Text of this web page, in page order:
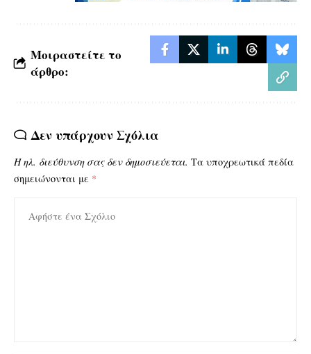
Μοιραστείτε το
άρθρο:
Δεν υπάρχουν Σχόλια
Η ηλ. διεύθυνση σας δεν δημοσιεύεται. Τα υποχρεωτικά πεδία
σημειώνονται με *